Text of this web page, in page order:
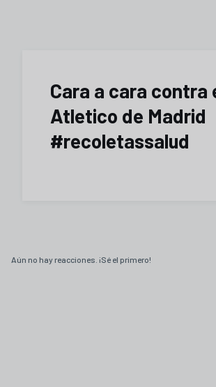
Cara a cara contra
Atletico de Madrid
#recoletassalud
Aún no hay reacciones. ¡Sé el primero!